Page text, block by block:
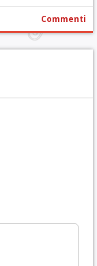
Commenti